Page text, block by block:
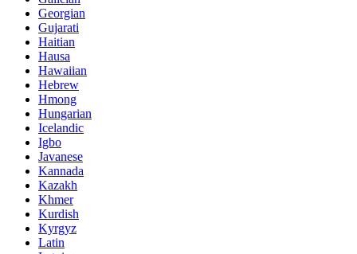
Georgian
Gujarati
Haitian
Hausa
Hawaiian
Hebrew
Hmong
Hungarian
Icelandic
Igbo
Javanese
Kannada
Kazakh
Khmer
Kurdish
Kyrgyz
Latin